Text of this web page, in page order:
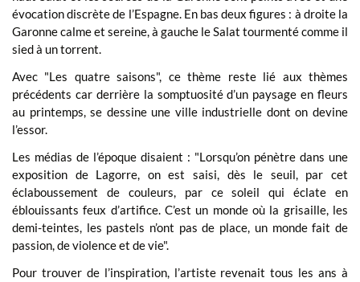
évocation discrète de l’Espagne. En bas deux figures : à droite la
Garonne calme et sereine, à gauche le Salat tourmenté comme il
sied à un torrent.
Avec "Les quatre saisons", ce thème reste lié aux thèmes
précédents car derrière la somptuosité d’un paysage en fleurs
au printemps, se dessine une ville industrielle dont on devine
l’essor.
Les médias de l’époque disaient : "Lorsqu’on pénètre dans une
exposition de Lagorre, on est saisi, dès le seuil, par cet
éclaboussement de couleurs, par ce soleil qui éclate en
éblouissants feux d’artifice. C’est un monde où la grisaille, les
demi-teintes, les pastels n’ont pas de place, un monde fait de
passion, de violence et de vie".
Pour trouver de l’inspiration, l’artiste revenait tous les ans à